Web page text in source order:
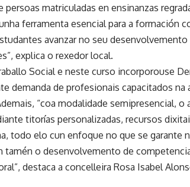
matriculadas en ensinanzas
ferramenta esencial para a formación
avanzar no seu desenvolvemento
explica o rexedor local.
Social e neste curso incorporouse
demanda de profesionais capacitados na
“coa modalidade semipresencial, o
titorías personalizadas, recursos
todo elo cun enfoque no que se garante
o desenvolvemento de
destaca a concelleira Rosa Isabel